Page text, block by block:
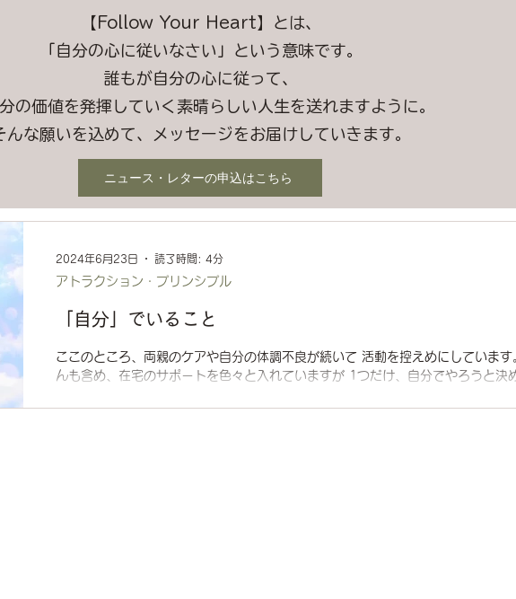
【Follow Your Heart】とは、
「自分の心に従いなさい」という意味です。
誰もが自分の心に従って、
の価値を発揮していく素晴らしい人生を送れますように。
んな願いを込めて、メッセージをお届けしていきます。
ニュース・レターの申込はこちら
「自分」でいること
ここのところ、両親のケアや自分の体調不良が続いて 活動を控えめにしていま
んも含め、在宅のサポートを色々と入れていますが 1つだけ、自分でやろうと決
アトラクション・プリンシプル
2024年6月23日 読了時間: 4分